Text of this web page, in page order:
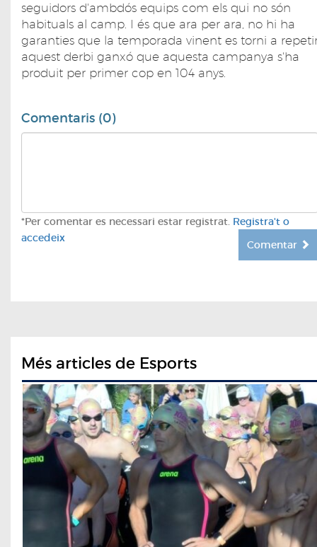
seguidors d'ambdós equips com els qui no són
habituals al camp. I és que ara per ara, no hi ha
garanties que la temporada vinent es torni a
aquest derbi ganxó que aquesta campanya s'ha
produit per primer cop en 104 anys.
Comentaris (0)
*Per comentar es necessari estar registrat. Registra't o
accedeix
Comentar
Més articles de Esports